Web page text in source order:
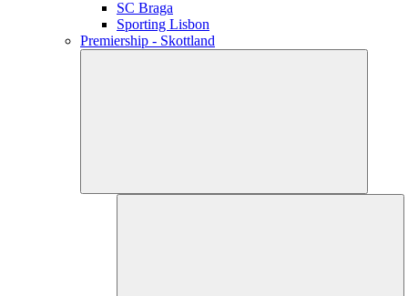
SC Braga
Sporting Lisbon
Premiership - Skottland